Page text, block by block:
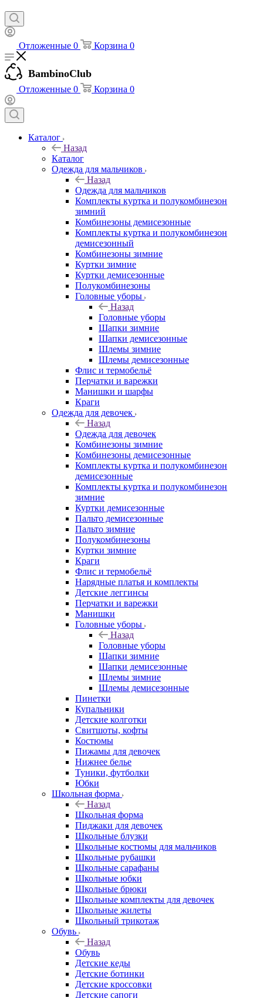
Отложенные 0 Корзина 0
BambinoClub
Отложенные 0 Корзина 0
Каталог
Назад
Каталог
Одежда для мальчиков
Назад
Одежда для мальчиков
Комплекты куртка и полукомбинезон
зимний
Комбинезоны демисезонные
Комплекты куртка и полукомбинезон
демисезонный
Комбинезоны зимние
Куртки зимние
Куртки демисезонные
Полукомбинезоны
Головные уборы
Назад
Головные уборы
Шапки зимние
Шапки демисезонные
Шлемы зимние
Шлемы демисезонные
Флис и термобельё
Перчатки и варежки
Манишки и шарфы
Краги
Одежда для девочек
Назад
Одежда для девочек
Комбинезоны зимние
Комбинезоны демисезонные
Комплекты куртка и полукомбинезон
демисезонные
Комплекты куртка и полукомбинезон
зимние
Куртки демисезонные
Пальто демисезонные
Пальто зимние
Полукомбинезоны
Куртки зимние
Краги
Флис и термобельё
Нарядные платья и комплекты
Детские леггинсы
Перчатки и варежки
Манишки
Головные уборы
Назад
Головные уборы
Шапки зимние
Шапки демисезонные
Шлемы зимние
Шлемы демисезонные
Пинетки
Купальники
Детские колготки
Свитшоты, кофты
Костюмы
Пижамы для девочек
Нижнее белье
Туники, футболки
Юбки
Школьная форма
Назад
Школьная форма
Пиджаки для девочек
Школьные блузки
Школьные костюмы для мальчиков
Школьные рубашки
Школьные сарафаны
Школьные юбки
Школьные брюки
Школьные комплекты для девочек
Школьные жилеты
Школьный трикотаж
Обувь
Назад
Обувь
Детские кеды
Детские ботинки
Детские кроссовки
Детские сапоги